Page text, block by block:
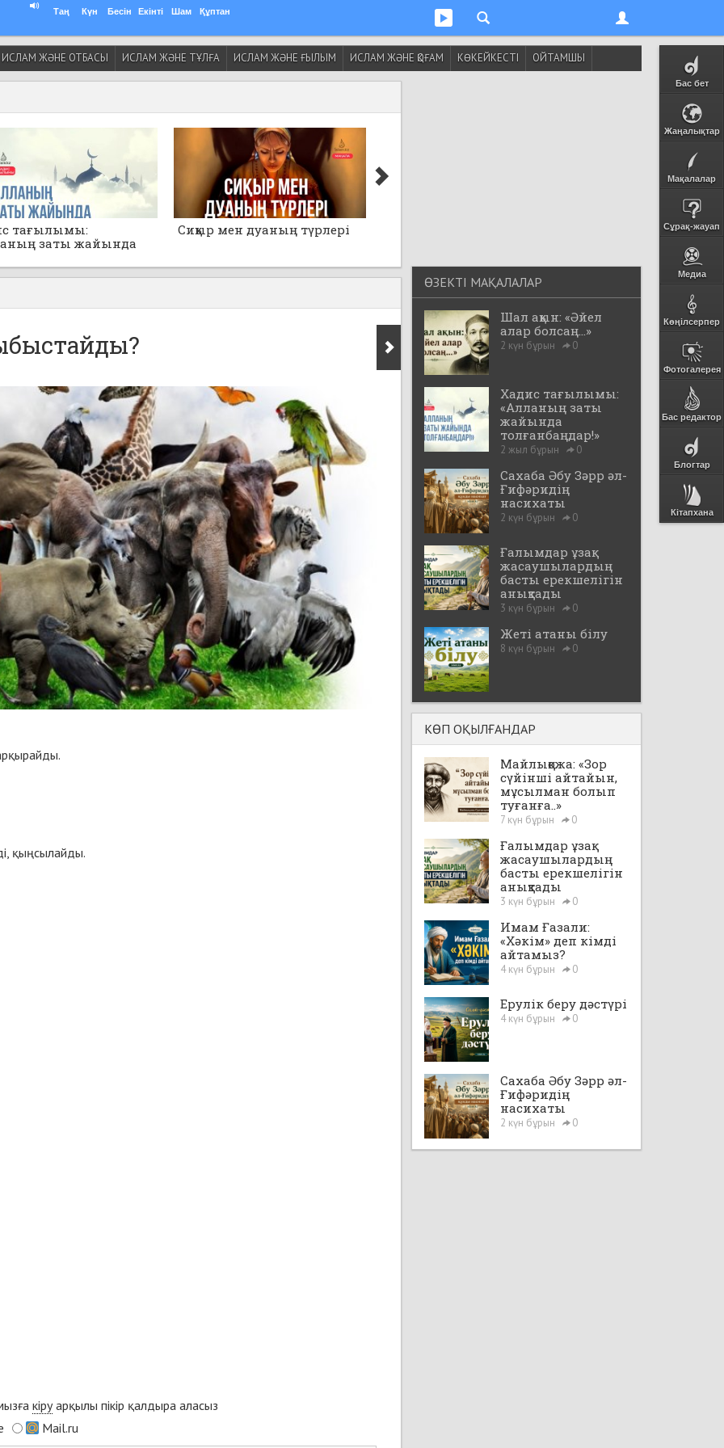
Таң Күн Бесін Екінті Шам Құптан
Бас бет
Жаңалықтар
Мақалалар
Сұрақ-жауап
Медиа
Көңілсерпер
Фотогалерея
Бас редактор
Блогтар
Кітапхана
ИСЛАМ ЖӘНЕ ОТБАСЫ ИСЛАМ ЖӘНЕ ТҰЛҒА ИСЛАМ ЖӘНЕ ҒЫЛЫМ ИСЛАМ ЖӘНЕ ҚОҒАМ КӨКЕЙКЕСТІ ОЙТАМШЫ
тағылымы:
заты жайында
Сиқыр мен дуаның түрлері
Ғалымдар ұзақ
жасаушылардың
ерекшелігін
қыңсылайды.
кіруарқылы пікір қалдыра аласыз
Mail.ru
ӨЗЕКТІ МАҚАЛАЛАР
Шал ақын: «Әйел
алар болсаң...»
2 күн бұрын 0
Хадис тағылымы:
«Алланың заты
жайында
толғанбаңдар!»
2 жыл бұрын 0
Сахаба Әбу Зәрр әл-
Ғифәридің
насихаты
2 күн бұрын 0
Ғалымдар ұзақ
жасаушылардың
басты ерекшелігін
анықтады
3 күн бұрын 0
Жеті атаны білу
8 күн бұрын 0
КӨП ОҚЫЛҒАНДАР
Майлықожа: «Зор
сүйінші айтайын,
мұсылман болып
туғанға..»
7 күн бұрын 0
Ғалымдар ұзақ
жасаушылардың
басты ерекшелігін
анықтады
3 күн бұрын 0
Имам Ғазали:
«Хәкім» деп кімді
айтамыз?
4 күн бұрын 0
Ерулік беру дәстүрі
4 күн бұрын 0
Сахаба Әбу Зәрр әл-
Ғифәридің
насихаты
2 күн бұрын 0